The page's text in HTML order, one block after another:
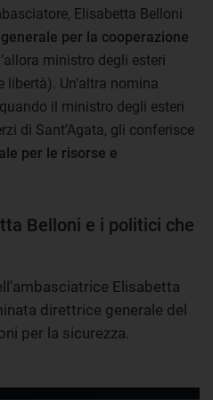
Elisabetta Belloni
per la cooperazione
ministro degli esteri
Un’altra nomina
il ministro degli esteri
di Sant’Agata, gli conferisce
per le risorse e
Belloni e i politici che
Elisabetta
direttrice generale del
per la sicurezza.